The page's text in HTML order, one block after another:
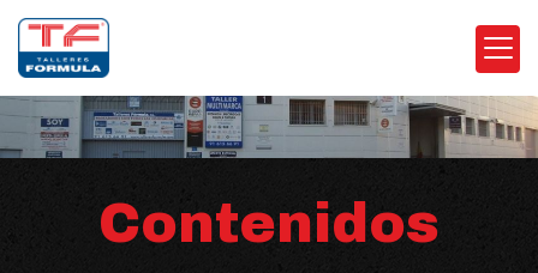
Contenidos